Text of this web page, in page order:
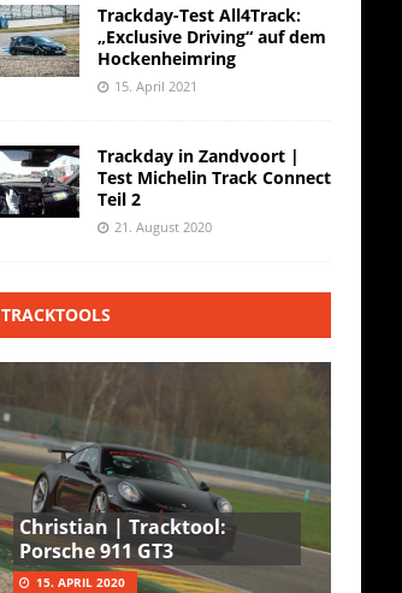
Trackday-Test All4Track:
„Exclusive Driving“ auf dem
Hockenheimring
15. April 2021
Trackday in Zandvoort |
Test Michelin Track Connect
Teil 2
21. August 2020
TRACKTOOLS
Christian | Tracktool:
Porsche 911 GT3
15. APRIL 2020